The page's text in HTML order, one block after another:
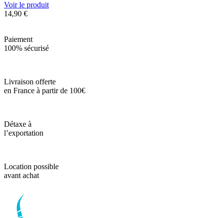
Voir le produit
14,90 €
Paiement
100% sécurisé
Livraison offerte
en France à partir de 100€
Détaxe à
l’exportation
Location possible
avant achat